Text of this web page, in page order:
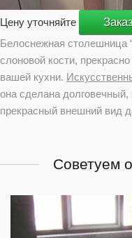
Цену уточняйте
Белоснежная столешница
слоновой кости,
вашей кухни.
она сделана долговечный,
прекрасный внешний вид
Советуем